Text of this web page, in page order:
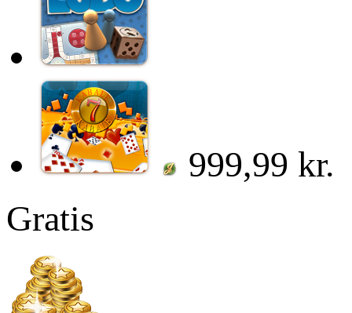
999,99 kr.
Gratis